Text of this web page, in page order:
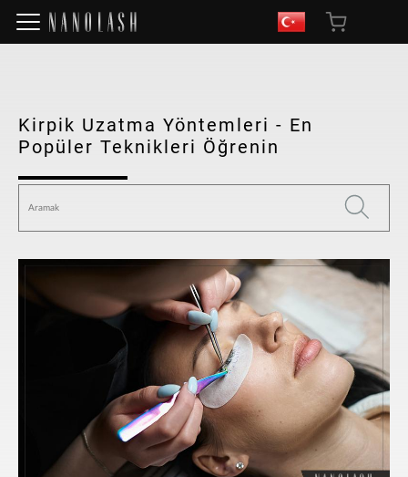
Kirpik Uzatma Yöntemleri - En
Popüler Teknikleri Öğrenin